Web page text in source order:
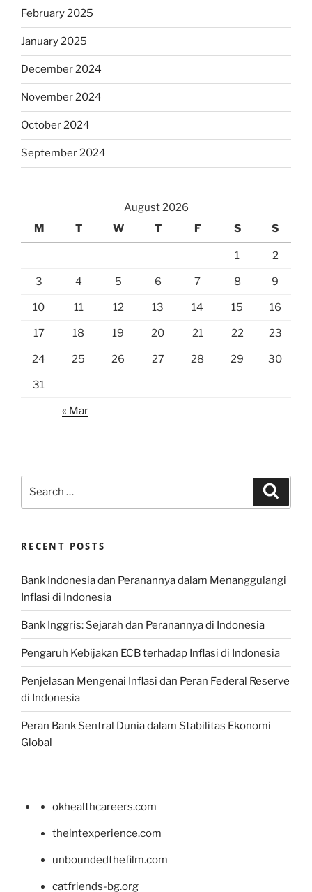
February 2025
January 2025
December 2024
November 2024
October 2024
September 2024
August 2026
M
T W T F S S
1 2
3 4 5 6 7 8 9
10 11 12 13 14 15 16
17 18 19 20 21 22 23
24 25 26 27 28 29 30
31
« Mar
RECENT POSTS
Bank Indonesia dan Peranannya dalam Menanggulangi
Inflasi di Indonesia
Bank Inggris: Sejarah dan Peranannya di Indonesia
Pengaruh Kebijakan ECB terhadap Inflasi di Indonesia
Penjelasan Mengenai Inflasi dan Peran Federal Reserve
di Indonesia
Peran Bank Sentral Dunia dalam Stabilitas Ekonomi
Global
okhealthcareers.com
theintexperience.com
unboundedthefilm.com
catfriends-bg.org